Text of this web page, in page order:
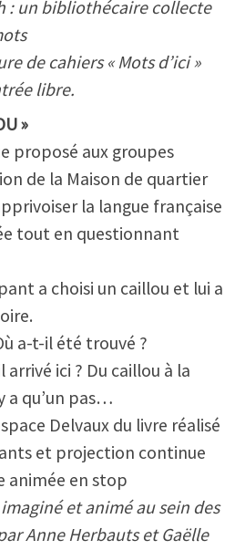
: un bibliothécaire collecte
de cahiers « Mots d’ici »
libre.
»
proposé aux groupes
de la Maison de quartier
la langue française
tout en questionnant
a choisi un caillou et lui a
a-t-il été trouvé ?
ici ? Du caillou à la
a qu’un pas…
Delvaux du livre réalisé
et projection continue
animée en stop
et animé au sein des
Anne Herbauts et Gaëlle